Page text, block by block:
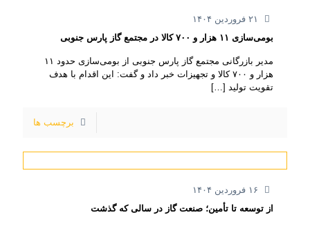
۲۱ فروردین ۱۴۰۴
بومی‌سازی ۱۱ هزار و ۷۰۰ کالا در مجتمع گاز پارس جنوبی
مدیر بازرگانی مجتمع گاز پارس جنوبی از بومی‌سازی حدود ۱۱
هزار و ۷۰۰ کالا و تجهیزات خبر داد و گفت: این اقدام با هدف
تقویت تولید […]
برچسب ها
۱۶ فروردین ۱۴۰۴
از توسعه تا تأمین؛ صنعت گاز در سالی که گذشت